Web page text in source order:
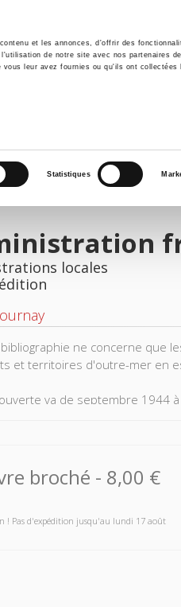
et les annonces, d'offrir des
de notre site avec nos partenaires
leur avez fournies ou qu'ils ont
Statistiques
Environnement
locales
ne concerne que
et territoires d'outre-mer en
va de septembre 1944
problèmes posés par la
locales ainsi que les
broché - 8,00 €
! Pas d'expédition jusqu'au lundi 17 août